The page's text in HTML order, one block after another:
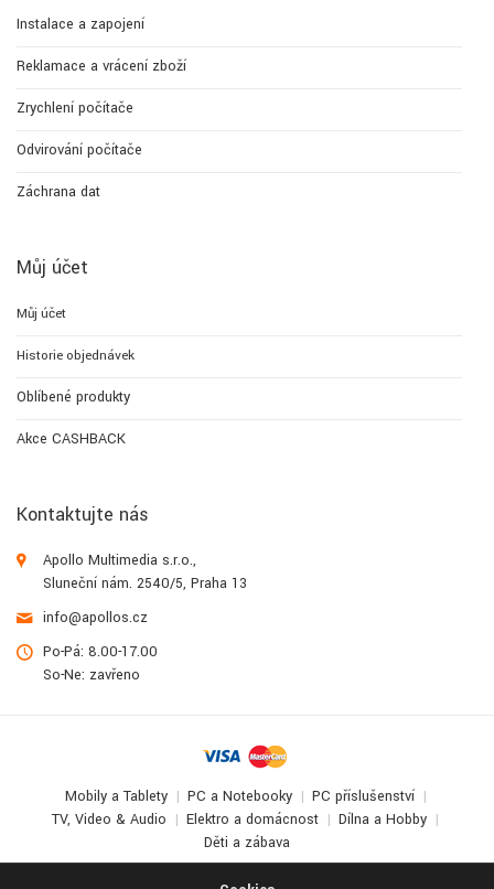
Instalace a zapojení
Reklamace a vrácení zboží
Zrychlení počítače
Odvirování počítače
Záchrana dat
Můj účet
Můj účet
Historie objednávek
Oblíbené produkty
Akce CASHBACK
Kontaktujte nás
Apollo Multimedia s.r.o.,
Sluneční nám. 2540/5, Praha 13
info@apollos.cz
Po-Pá: 8.00-17.00
So-Ne: zavřeno
Mobily a Tablety PC a Notebooky
PC příslušenství
TV, Video & Audio
Elektro a domácnost
Dílna a Hobby
Děti a zábava